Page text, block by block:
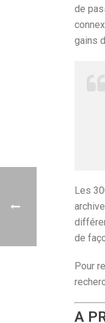
de
gains
Les
de
Pour
A